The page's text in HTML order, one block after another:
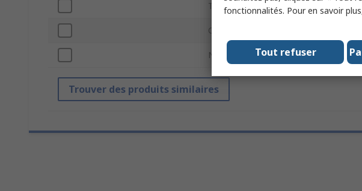
Tension de sortie 250V
Courant de sortie
Normes/homologations
Trouver des produits similaires
fonctionnalités. Pour en savoir
Tout refuser